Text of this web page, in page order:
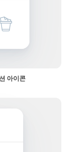
아이콘